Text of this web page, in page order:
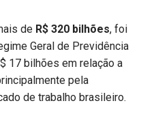
de R$ 320 bilhões, foi
Geral de Previdência
17 bilhões em relação a
pela
de trabalho brasileiro.